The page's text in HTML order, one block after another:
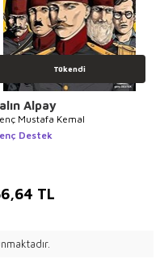
Tükendi
Alpay
Mustafa Kemal
Destek
TL